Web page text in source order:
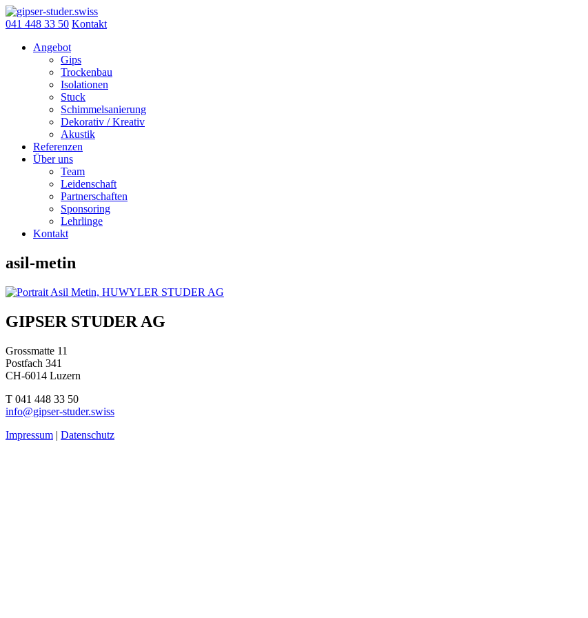
Skip
to
041 448 33 50 Kontakt
Angebot
Gips
Trockenbau
Isolationen
Stuck
Schimmelsanierung
Dekorativ / Kreativ
Akustik
Referenzen
Über uns
Team
Leidenschaft
Partnerschaften
Sponsoring
Lehrlinge
Kontakt
asil-metin
GIPSER STUDER AG
Grossmatte 11
Postfach 341
CH-6014 Luzern
T 041 448 33 50
info@gipser-studer.swiss
Impressum | Datenschutz